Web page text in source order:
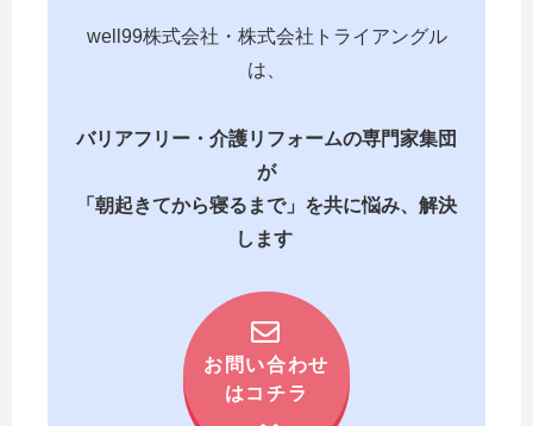
well99株式会社・株式会社トライアングル
は、
バリアフリー・介護リフォームの専門家集団
が
「朝起きてから寝るまで」を共に悩み、解決
します
お問い合わせ
はコチラ